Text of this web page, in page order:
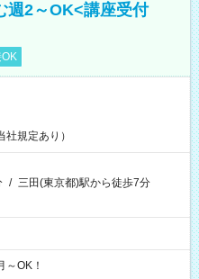
週2～OK<講座受付
規定あり）
/ 三田(東京都)駅から徒歩7分
OK！